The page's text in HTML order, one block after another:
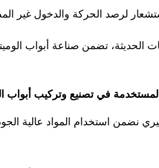
لرصد الحركة والدخول غير
الحديثة، تضمن صناعة أبواب
في تصنيع وتركيب أبواب
نضمن استخدام المواد عالية